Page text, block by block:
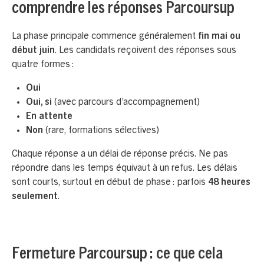
comprendre les réponses Parcoursup
La phase principale commence généralement fin mai ou
début juin. Les candidats reçoivent des réponses sous
quatre formes :
Oui
Oui, si (avec parcours d’accompagnement)
En attente
Non (rare, formations sélectives)
Chaque réponse a un délai de réponse précis. Ne pas
répondre dans les temps équivaut à un refus. Les délais
sont courts, surtout en début de phase : parfois 48 heures
seulement.
Fermeture Parcoursup : ce que cela